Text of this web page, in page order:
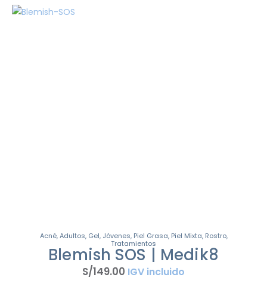
Acné,Adultos, Gel, Jóvenes, Piel Grasa, Piel Mixta, Rostro,
Tratamientos
Blemish SOS | Medik8
S/149.00 IGV incluido